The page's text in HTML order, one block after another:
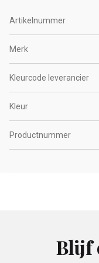
Artikelnummer
Merk
Kleurcode leverancier
Kleur
Productnummer
Blijf